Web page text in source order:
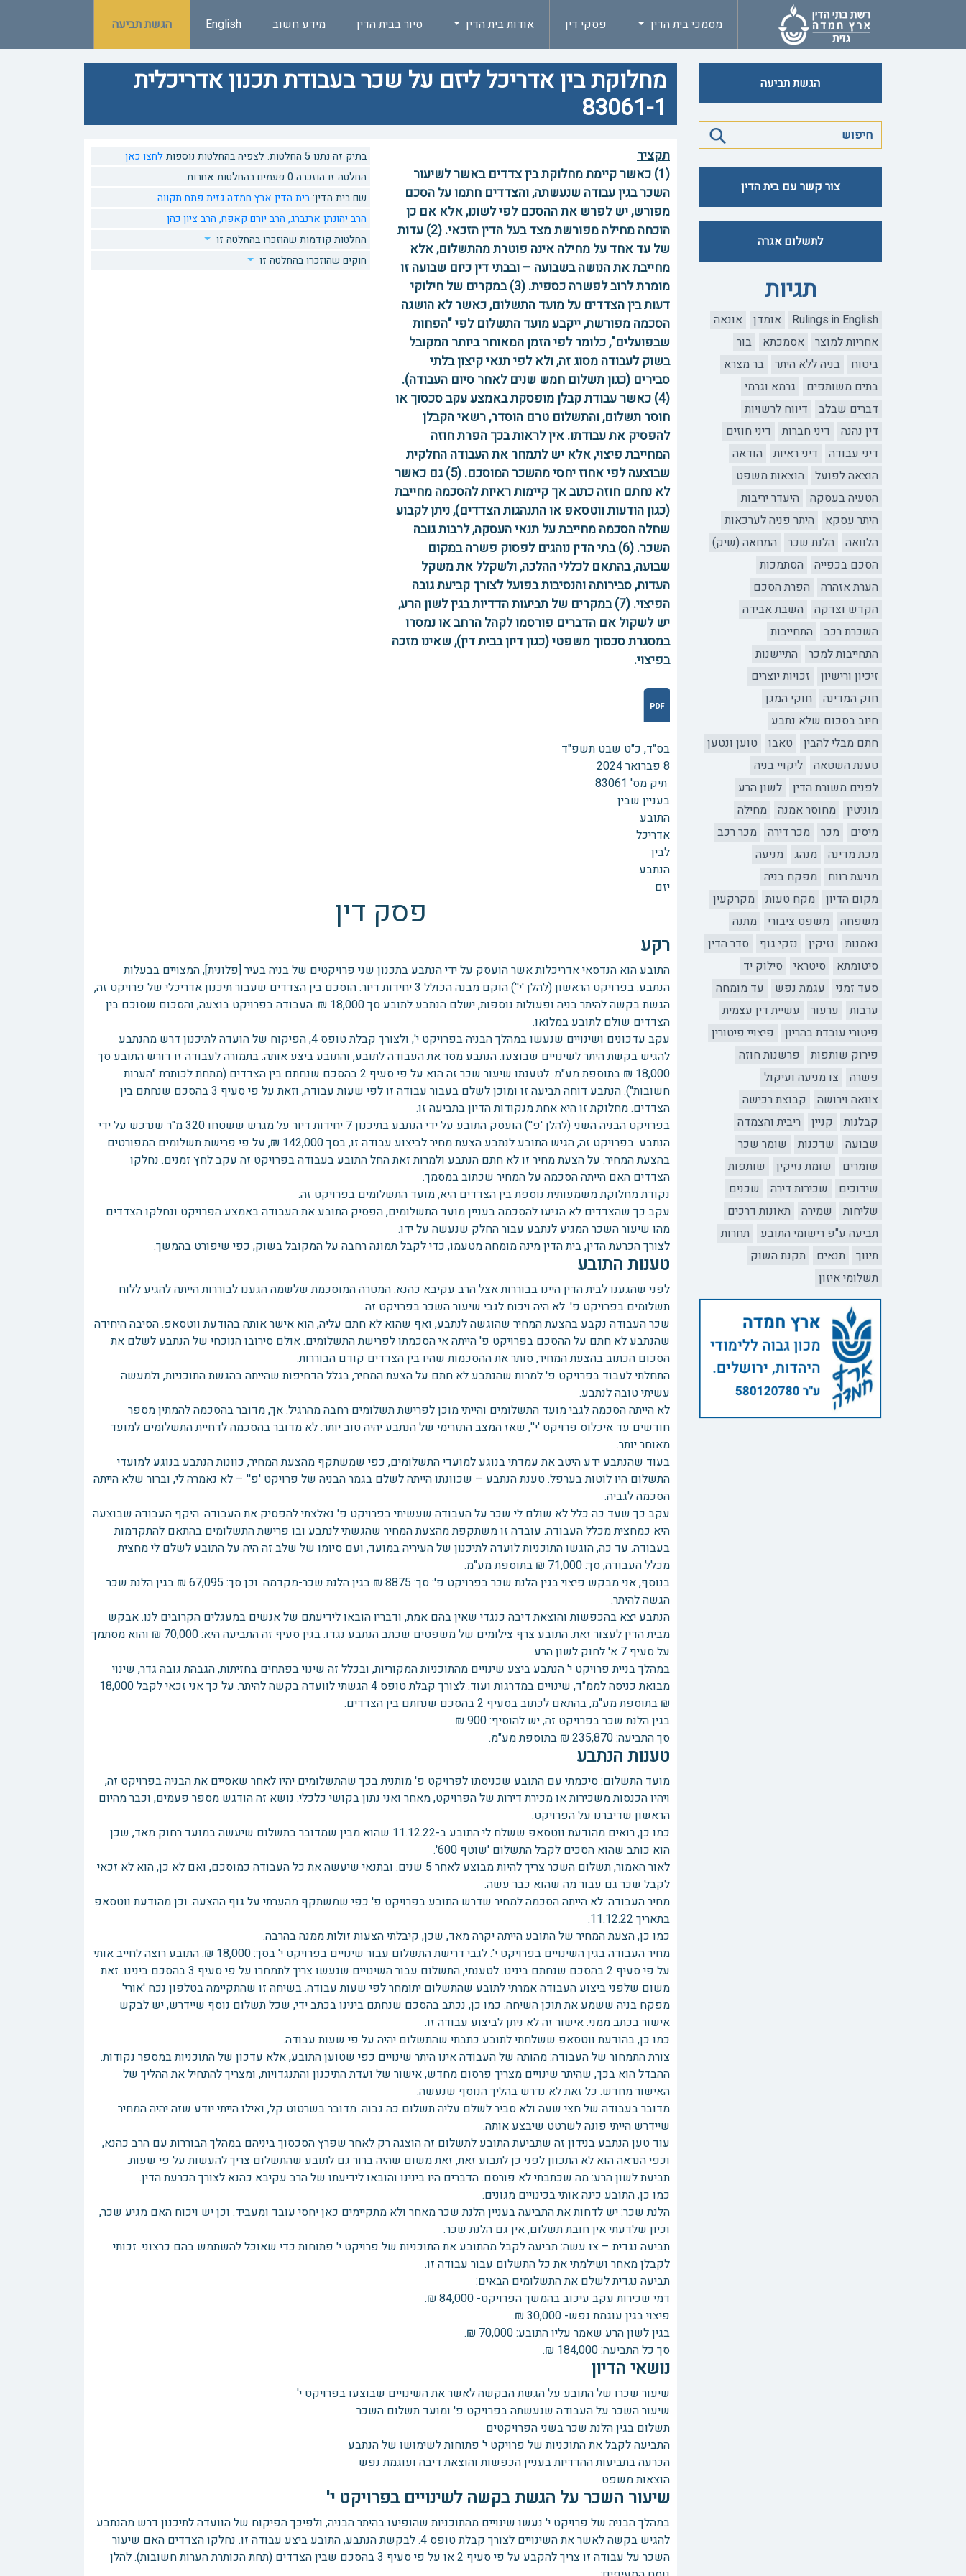
מסמכי בית הדין פסקי דין אודות בית הדין סיור בבית הדין מידע חשוב English הגשת תביעה
הגשת תביעה
צור קשר עם בית הדין
לתשלום אגרה
תגיות
Rulings in English אומדן
אונאה
אחריות למוצר
אסמכתא
בור
ביטוח
בניה ללא היתר
בר מצרא
בתים משותפים
גרמא וגרמי
דברים שבלב
דיווח לרשויות
דין נהנה
דיני חברות
דיני חוזים
דיני עבודה
דיני ראיות
הודאה
הוצאה לפועל
הוצאות משפט
הטעיה בעסקה
היעדר יריבות
היתר עסקא
היתר פניה לערכאות
הלוואה
הלנת שכר
המחאה (שיק)
הסכם בכפייה
הסתמכות
הערת אזהרה
הפרת הסכם
הקדש וצדקה
השבת אבידה
השכרת רכב
התחייבות
התחייבות למכר
התיישנות
זיכיון ורישיון
זכויות יוצרים
חוק המדינה
חוקי המגן
חיוב בסכום שלא נתבע
חתם מבלי להבין
טאבו
טוען ונטען
טענת השטאה
ליקויי בניה
לפנים משורת הדין
לשון הרע
מוניטין
מחוסר אמנה
מחילה
מיסים
מכר מכר דירה
מכר רכב
מכת מדינה
מנהג
מניעה
מניעת רווח
מפקח בניה
מקום הדיון
מקח טעות
מקרקעין
משפחה
משפט ציבורי
מתנה
נאמנות
נזיקין נזקי גוף
סדר הדין
סיטומתא
סיטראי
סילוק יד
סעד זמני
עגמת נפש
עד מומחה
ערבות
ערעור
עשיית דין עצמית
פיטורי עובדת בהריון
פיצויי פיטורין
פירוק שותפות
פרשנות חוזה
פשרה
צו מניעה ועיקול
צוואה וירושה
קבוצת רכישה
קבלנות
קניין
ריבית והצמדה
שבועה
שדכנות
שומר שכר
שומרים
שומת נזיקין
שותפות
שידוכים
שכירות דירה
שכנים
שליחות
שמירה
תאונות דרכים
תביעה ע"פ רישומי התובע
תחרות
תיווך
תנאים
תקנת השוק
תשלומי איזון
מחלוקת בין אדריכל ליזם על שכר בעבודת תכנון אדריכלית
83061-1
תקציר
(1) כאשר קיימת מחלוקת בין צדדים באשר לשיעור
השכר בגין עבודה שנעשתה, והצדדים חתמו על הסכם
מפורש, יש לפרש את ההסכם לפי לשונו, אלא אם כן
הוכחה מחילה מפורשת מצד בעל הדין הזכאי. (2) עדות
של עד אחד על מחילה אינה פוטרת מהתשלום, אלא
מחייבת את הנושה בשבועה – ובבתי דין כיום שבועה זו
מומרת לרוב לפשרה כספית. (3) במקרים של חילוקי
דעות בין הצדדים על מועד התשלום, כאשר לא הושגה
הסכמה מפורשת, ייקבע מועד התשלום לפי "הפחות
שבפועלים", כלומר לפי הזמן המאוחר ביותר המקובל
בשוק לעבודה מסוג זה, ולא לפי תנאי קיצון בלתי
סבירים (כגון תשלום חמש שנים לאחר סיום העבודה).
(4) כאשר עבודת קבלן מופסקת באמצע עקב סכסוך או
חוסר תשלום, והתשלום טרם הוסדר, רשאי הקבלן
להפסיק את עבודתו. אין לראות בכך הפרת חוזה
המחייבת פיצוי, אלא יש לתמחר את העבודה החלקית
שבוצעה לפי אחוז יחסי מהשכר המוסכם. (5) גם כאשר
לא נחתם חוזה כתוב אך קיימות ראיות להסכמה מחייבת
(כגון הודעות ווטסאפ או התנהגות הצדדים), ניתן לקבוע
שחלה הסכמה מחייבת על תנאי העסקה, לרבות גובה
השכר. (6) בתי הדין נוהגים לפסוק פשרה במקום
שבועה, בהתאם לכללי ההלכה, ולשקלל את משקל
העדות, סבירותה והנסיבות בפועל לצורך קביעת גובה
הפיצוי. (7) במקרים של תביעות הדדיות בגין לשון הרע,
יש לשקול אם הדברים פורסמו לקהל הרחב או נמסרו
במסגרת סכסוך משפטי (כגון דיון בבית דין), שאינו מזכה
בפיצוי.
בתיק זה נתנו 5 החלטות. לצפיה בהחלטות נוספות
לחצו כאן
החלטה זו הוזכרה 0 פעמים בהחלטות אחרות.
שם בית הדין:בית הדין ארץ חמדה גזית פתח תקווה
הרב יהונתן ארנברג, הרב יורם קאפח, הרב ציון כהן
החלטות קודמות שהוזכרו בהחלטה זו
חוקים שהוזכרו בהחלטה זו
בס"ד, כ"ט שבט תשפ"ד
8 פברואר 2024
תיק מס' 83061
בעניין שבין
התובע
אדריכל
לבין
הנתבע
יזם
פסק דין
רקע
התובע הוא הנדסאי אדריכלות אשר הועסק על ידי הנתבע בתכנון שני פרויקטים של בניה בעיר [פלונית], המצויים בבעלות
הנתבע. בפרויקט הראשון (להלן 'י'') הוקם מבנה הכולל 3 יחידות דיור. הוסכם בין הצדדים שעבור תיכנון אדריכלי של פרויקט זה,
הגשת בקשה להיתר בניה ופעולות נוספות, ישלם הנתבע לתובע סך 18,000 ₪. העבודה בפרויקט בוצעה, והסכום שסוכם בין
הצדדים שולם לתובע במלואו.
עקב עדכונים ושינויים שנעשו במהלך הבניה בפרויקט י', ולצורך קבלת טופס 4, הפיקוח של הועדה לתיכנון דרש מהנתבע
להגיש בקשת היתר לשינויים שבוצעו. הנתבע מסר את העבודה לתובע, והתובע ביצע אותה. בתמורה לעבודה זו דורש התובע סך
18,000 ₪ בתוספת מע"מ. לטענתו שיעור שכר זה הוא על פי סעיף 2 בהסכם שנחתם בין הצדדים (מתחת לכותרת "הערות
חשובות"). הנתבע דוחה תביעה זו ומוכן לשלם בעבור עבודה זו לפי שעות עבודה, וזאת על פי סעיף 3 בהסכם שנחתם בין
הצדדים. מחלוקת זו היא אחת מנקודות הדיון בתביעה זו.
בפרויקט הבניה השני (להלן 'פ'') הועסק התובע על ידי הנתבע בתיכנון 7 יחידות דיור על מגרש ששטחו 320 מ"ר שנרכש על ידי
הנתבע. בפרויקט זה, הגיש התובע לנתבע הצעת מחיר לביצוע עבודה זו, בסך 142,000 ₪, על פי פרישת תשלומים המפורטים
בהצעת המחיר. על הצעת מחיר זו לא חתם הנתבע ולמרות זאת החל התובע בעבודה בפרויקט זה עקב לחץ זמנים. נחלקו
הצדדים האם הייתה הסכמה על המחיר שכתוב במסמך.
נקודת מחלוקת משמעותית נוספת בין הצדדים היא, מועד התשלומים בפרויקט זה.
עקב כך שהצדדים לא הגיעו להסכמה בעניין מועד התשלומים, הפסיק התובע את העבודה באמצע הפרויקט ונחלקו הצדדים
מהו שיעור השכר המגיע לנתבע עבור החלק שנעשה על ידו.
לצורך הכרעת הדין, בית הדין מינה מומחה מטעמו, כדי לקבל תמונה רחבה על המקובל בשוק, כפי שיפורט בהמשך.
טענות התובע
לפני שהגענו לבית הדין היינו בבוררות אצל הרב עקיבא כהנא. המטרה המוסכמת שלשמה הגענו לבוררות הייתה להגיע ללוח
תשלומים בפרויקט פ'. לא היה ויכוח לגבי שיעור השכר בפרויקט זה.
שכר העבודה נקבע בהצעת המחיר שהוגשה לנתבע, ואף שהוא לא חתם עליה, הוא אישר אותה בהודעת ווטסאפ. הסיבה היחידה
שהנתבע לא חתם על ההסכם בפרויקט פ' הייתה אי הסכמתו לפרישת התשלומים. אולם סירובו הנוכחי של הנתבע לשלם את
הסכום הכתוב בהצעת המחיר, סותר את ההסכמות שהיו בין הצדדים קודם הבוררות.
התחלתי לעבוד בפרויקט פ' למרות שהנתבע לא חתם על הצעת המחיר, בגלל הדחיפות שהייתה בהגשת התוכניות, ולמעשה
עשיתי טובה לנתבע.
לא הייתה הסכמה לגבי מועד התשלומים והייתי מוכן לפרישת תשלומים רחבה מהרגיל. אך, מדובר בהסכמה להמתין מספר
חודשים עד איכלוס פרויקט 'י'', שאז המצב התזרימי של הנתבע יהיה טוב יותר. לא מדובר בהסכמה לדחיית התשלומים למועד
מאוחר יותר.
בעוד שהנתבע ידע היטב את עמדתי בנוגע למועדי התשלומים, כפי שמשתקף מהצעת המחיר, כוונות הנתבע בנוגע למועדי
התשלום היו לוטות בערפל. טענת הנתבע – שכוונתו הייתה לשלם בגמר הבניה של פרויקט 'פ'' – לא נאמרה לי, וברור שלא הייתה
הסכמה לגביה.
עקב כך שעד כה כלל לא שולם לי שכר על העבודה שעשיתי בפרויקט פ' נאלצתי להפסיק את העבודה. היקף העבודה שבוצעה
היא כמחצית מכלל העבודה. עובדה זו משתקפת מהצעת המחיר שהגשתי לנתבע ובו פרישת התשלומים בהתאם להתקדמות
בעבודה. עד כה, הוגשו התוכניות לועדה לתיכנון של העיריה במועד, ועם סיומו של שלב זה היה על התובע לשלם לי מחצית
מכלל העבודה, סך: 71,000 ₪ בתוספת מע"מ.
בנוסף, אני מבקש פיצוי בגין הלנת שכר בפרויקט פ': סך: 8875 ₪ בגין הלנת שכר-מקדמה. וכן סך: 67,095 ₪ בגין הלנת שכר
הגשה להיתר.
הנתבע יצא בהכפשות והוצאת דיבה כנגדי שאין בהם אמת, ודבריו הובאו לידיעתם של אנשים במעגלים הקרובים לנו. אבקש
מבית הדין לעצור זאת. התובע צרף צילומים של משפטים שכתב הנתבע נגדו. בגין סעיף זה התביעה היא: 70,000 ₪ והוא מסתמך
על סעיף 7 א' לחוק לשון הרע.
במהלך בניית פרויקט י' הנתבע ביצע שינויים מהתוכניות המקוריות, ובכלל זה שינוי בפתחים בחזיתות, הגבהת גובה גדר, שינוי
מבואת כניסה לממ"ד, שינויים במדרגות ועוד. לצורך קבלת טופס 4 הגשתי לוועדה בקשה להיתר. על כך אני זכאי לקבל 18,000
₪ בתוספת מע"מ, בהתאם לכתוב בסעיף 2 בהסכם שנחתם בין הצדדים.
בגין הלנת שכר בפרויקט זה, יש להוסיף: 900 ₪.
סך התביעה: 235,870 ₪ בתוספת מע"מ.
טענות הנתבע
מועד התשלום: סיכמתי עם התובע שכניסתו לפרויקט פ' מותנית בכך שהתשלומים יהיו לאחר שאסיים את הבניה בפרויקט זה,
ויהיו הכנסות משכירות או מכירת דירות של הפרויקט, מאחר ואני נתון בקושי כלכלי. נושא זה הודגש מספר פעמים, וכבר מהיום
הראשון שדיברנו על הפרויקט.
כמו כן, רואים מהודעת ווטסאפ ששלח לי התובע ב-11.12.22 שהוא מבין שמדובר בתשלום שיעשה במועד רחוק מאד, שכן
הוא כותב שהוא הסכים לקבל התשלום 'שוטף 600'.
לאור האמור, תשלום השכר צריך להיות מבוצע לאחר 5 שנים. ובתנאי שיעשה את כל העבודה כמוסכם, ואם לא כן, הוא לא זכאי
לקבל שכר גם עבור מה שהוא כבר עשה.
מחיר העבודה: לא הייתה הסכמה למחיר שדרש התובע בפרויקט פ' כפי שמשתקף מהערתי על גוף ההצעה. וכן מהודעת ווטסאפ
בתאריך 11.12.22.
כמו כן, הצעת המחיר של התובע הייתה יקרה מאד, שכן, קיבלתי הצעות זולות ממנה בהרבה.
מחיר העבודה בגין השינויים בפרויקט י': לגבי דרישת התשלום עבור שינויים בפרויקט י' בסך: 18,000 ₪. התובע רוצה לחייב אותי
על פי סעיף 2 בהסכם שנחתם בינינו. לטענתי, התשלום עבור השינויים שנעשו צריך לתמחרו על פי סעיף 3 בהסכם בינינו. זאת
משום שלפני ביצוע העבודה אמרתי לתובע שהתשלום יתומחר לפי שעות עבודה. בשיחה זו שהתקיימה בטלפון נכח 'אורי'
מפקח בניה ששמע את תוכן השיחה. כמו כן, נכתב בהסכם שנחתם בינינו בכתב ידי, שכל תשלום נוסף שיידרש, יש לבקש
אישור בכתב ממני. אישור זה לא ניתן לביצוע עבודה זו.
כמו כן, בהודעת ווטסאפ ששלחתי לתובע כתבתי שהתשלום יהיה על פי שעות עבודה.
צורת התמחור של העבודה: מהותה של העבודה אינו היתר שינויים כפי שטוען התובע, אלא עדכון של התוכניות במספר נקודות.
ההבדל הוא בכך, שהיתר שינויים מצריך פרסום מחדש, אישור של ועדת התיכנון והתנגדויות, ומצריך להתחיל את ההליך של
האישור מחדש. כל זאת לא נדרש בהליך הנוסף שנעשה.
מדובר בעבודה של חצי שעה ולא סביר לשלם עליה תשלום כה גבוה. מדובר בשרטוט קל, ואילו הייתי יודע שזה יהיה המחיר
שיידרש הייתי פונה לשרטט שיבצע אותה.
עוד טען הנתבע בנידון זה שתביעת התובע לתשלום זה הוצגה רק לאחר שפרץ הסכסוך ביניהם במהלך הבוררות עם הרב כהנא,
וכפי הנראה הוא לא התכוון לפני כן לתבוע זאת, זאת משום שהיה ברור גם לתובע שהתשלום צריך להעשות על פי שעות.
תביעת לשון הרע: מה שכתבתי לא פורסם. הדברים היו בינינו והובאו לידיעתו של הרב עקיבא כהנא לצורך הכרעת הדין.
כמו כן, התובע כינה אותי בכינויים מגונים.
הלנת שכר: יש לדחות את התביעה בעניין הלנת שכר מאחר ולא מתקיימים כאן יחסי עובד ומעביד. וכן יש ויכוח האם מגיע שכר,
וכיון שלדעתי אין חובת תשלום, אין גם הלנת שכר.
תביעה נגדית – צו עשה: תביעה לקבל מהתובע את התוכניות של פרויקט י' פתוחות כדי שאוכל להשתמש בהם כרצוני. זכותי
לקבלן מאחר ושילמתי את כל התשלום עבור עבודה זו.
תביעה נגדית לשלם את התשלומים הבאים:
דמי שכירות עקב עיכוב בהמשך הפרויקט- 84,000 ₪.
פיצוי בגין עוגמת נפש- 30,000 ₪.
בגין לשון הרע שאמר עליו התובע: 70,000 ₪.
סך כל התביעה: 184,000 ₪.
נושאי הדיון
שיעור שכרו של התובע על הגשת הבקשה לאשר את השינויים שבוצעו בפרויקט י'
שיעור השכר על העבודה שנעשתה בפרויקט פ' ומועד תשלום השכר
תשלום בגין הלנת שכר בשני הפרויקטים
התביעה לקבל את התוכניות של פרויקט י' פתוחות לשימושו של הנתבע
הכרעה בתביעות ההדדיות בעניין הכפשות והוצאת דיבה ועוגמת נפש
הוצאות משפט
שיעור השכר על הגשת בקשה לשינויים בפרויקט י'
במהלך הבניה של פרויקט י' נעשו שינויים מהתוכניות שהופיעו בהיתר הבניה, ולפיכך הפיקוח של הוועדה לתיכנון דרש מהנתבע
להגיש בקשה לאשר את השינויים לצורך קבלת טופס 4. לבקשת הנתבע, התובע ביצע עבודה זו. נחלקו הצדדים האם שיעור
השכר על עבודה זו צריך להקבע על פי סעיף 2 או על פי סעיף 3 בהסכם שבין הצדדים (תחת הכותרת הערות חשובות). להלן